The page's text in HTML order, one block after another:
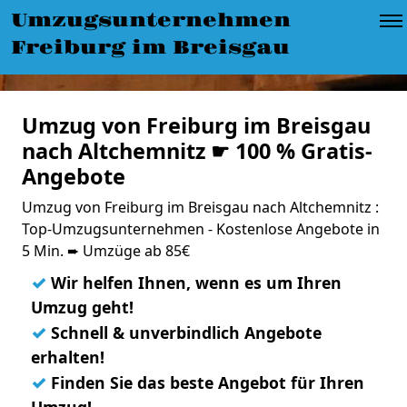
Umzugsunternehmen
Freiburg im Breisgau
Umzug von Freiburg im Breisgau
nach Altchemnitz ☛ 100 % Gratis-
Angebote
Umzug von Freiburg im Breisgau nach Altchemnitz :
Top-Umzugsunternehmen - Kostenlose Angebote in
5 Min. ➨ Umzüge ab 85€
✓ Wir helfen Ihnen, wenn es um Ihren
Umzug geht!
✓ Schnell & unverbindlich Angebote
erhalten!
✓ Finden Sie das beste Angebot für Ihren